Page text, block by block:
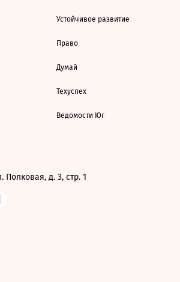
Устойчивое развитие
Право
Думай
Техуспех
Ведомости Юг
Полковая, д. 3, стр. 1